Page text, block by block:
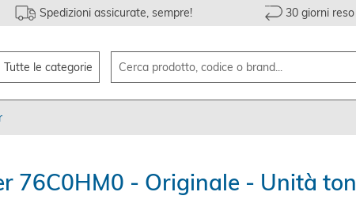
Spedizioni assicurate, sempre! 30 giorni
Tutte le categorie
76C0HM0 - Originale - Unità